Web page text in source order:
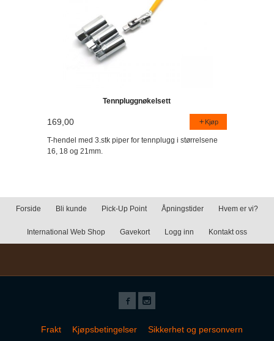
Tennpluggnøkelsett
169,00 Kjøp
T-hendel med 3.stk piper for tennplugg i størrelsene
16, 18 og 21mm.
Forside Bli kunde Pick-Up Point Åpningstider Hvem er vi?
International Web Shop Gavekort Logg inn Kontakt oss
Frakt Kjøpsbetingelser Sikkerhet og personvern